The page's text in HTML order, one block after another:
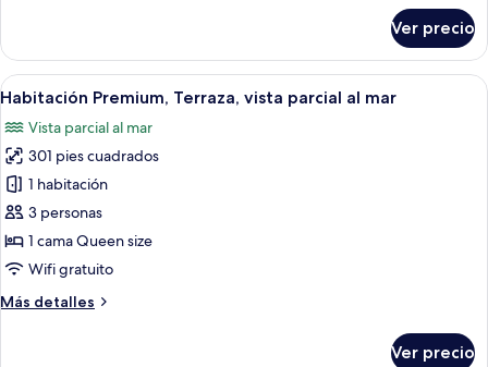
Premium,
vista
parcial
mar
Ver precio
Abrir
todas
las
fotos
de
Habitación
Premium,
Terraza,
parcial
Una habitación de hotel con cama,
4
Habitación Premium, Terraza, vista parcial al mar
Vista parcial al mar
301 pies cuadrados
1 habitación
3 personas
1 cama Queen size
Wifi gratuito
Más detalles
Más
Ver precio